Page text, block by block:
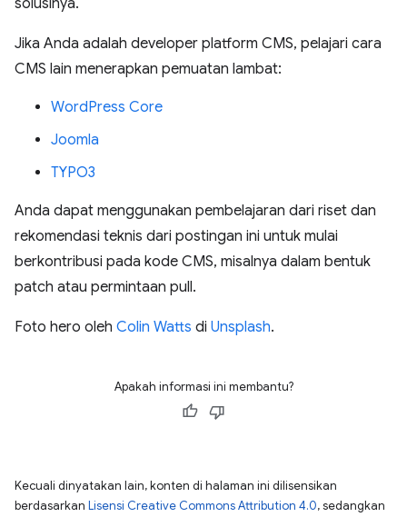
solusinya.
Jika Anda adalah developer platform CMS, pelajari cara
CMS lain menerapkan pemuatan lambat:
WordPress Core
Joomla
TYPO3
Anda dapat menggunakan pembelajaran dari riset dan
rekomendasi teknis dari postingan ini untuk mulai
berkontribusi pada kode CMS, misalnya dalam bentuk
patch atau permintaan pull.
Foto hero oleh Colin Watts di Unsplash.
Apakah informasi ini membantu?
Kecuali dinyatakan lain, konten di halaman ini dilisensikan
berdasarkan Lisensi Creative Commons Attribution 4.0, sedangkan